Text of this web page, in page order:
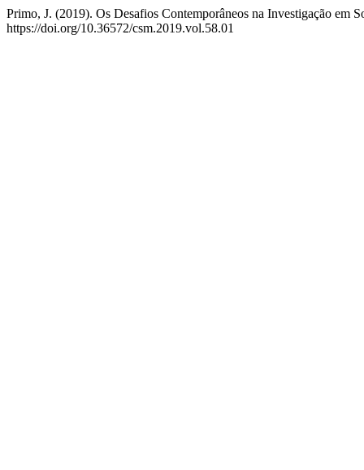
Primo, J. (2019). Os Desafios Contemporâneos na Investigação em
https://doi.org/10.36572/csm.2019.vol.58.01